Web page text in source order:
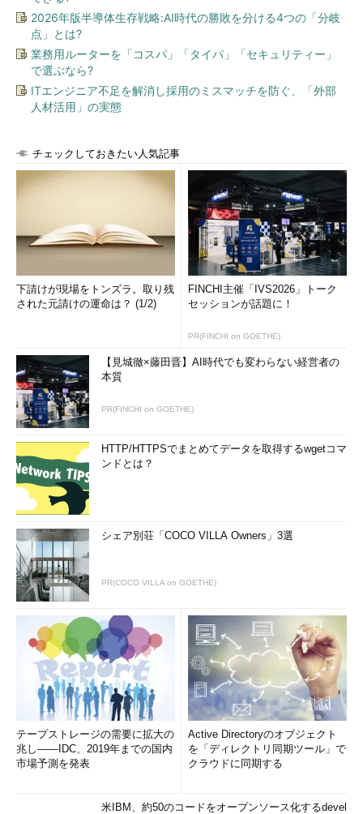
2026年版半導体生存戦略:AI時代の勝敗を分ける4つの「分岐
点」とは?
業務用ルーターを「コスパ」「タイパ」「セキュリティー」
で選ぶなら?
ITエンジニア不足を解消し採用のミスマッチを防ぐ、「外部
人材活用」の実態
チェックしておきたい人気記事
下請けが現場をトンズラ。取り残
された元請けの運命は？ (1/2)
FINCHI主催「IVS2026」トーク
セッションが話題に！
PR(FINCHI on GOETHE)
【見城徹×藤田晋】AI時代でも変わらない経営者の
本質
PR(FINCHI on GOETHE)
HTTP/HTTPSでまとめてデータを取得するwgetコマ
ンドとは？
シェア別荘「COCO VILLA Owners」3選
PR(COCO VILLA on GOETHE)
テープストレージの需要に拡大の
兆し――IDC、2019年までの国内
市場予測を発表
Active Directoryのオブジェクト
を「ディレクトリ同期ツール」で
クラウドに同期する
米IBM、約50のコードをオープンソース化するdevel